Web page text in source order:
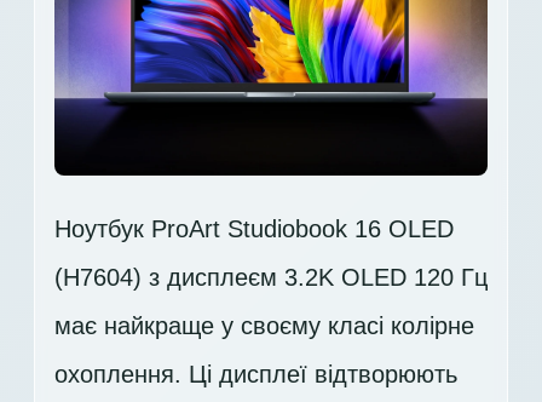
Ноутбук ProArt Studiobook 16 OLED
(H7604) з дисплеєм 3.2K OLED 120 Гц
має найкраще у своєму класі колірне
охоплення. Ці дисплеї відтворюють